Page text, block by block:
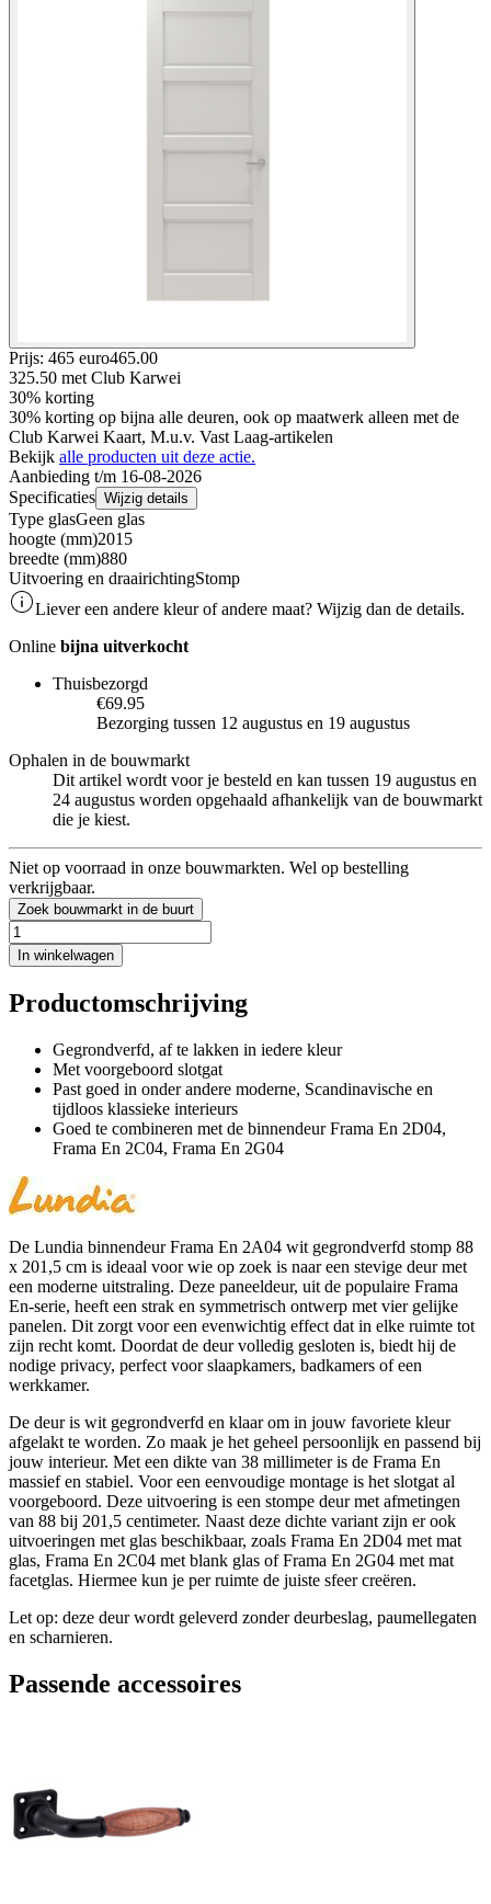
Prijs: 465 euro465.00
325.50 met Club Karwei
30% korting
30% korting op bijna alle deuren, ook op maatwerk alleen met de
Club Karwei Kaart, M.u.v. Vast Laag-artikelen
Bekijk alle producten uit deze actie.
Aanbieding t/m 16-08-2026
Specificaties Wijzig details
Type glasGeen glas
hoogte (mm)2015
breedte (mm)880
Uitvoering en draairichtingStomp
Liever een andere kleur of andere maat? Wijzig dan de details.
Online bijna uitverkocht
Thuisbezorgd
€69.95
Bezorging tussen 12 augustus en 19 augustus
Ophalen in de bouwmarkt
Dit artikel wordt voor je besteld en kan tussen 19 augustus en
24 augustus worden opgehaald afhankelijk van de bouwmarkt
die je kiest.
Niet op voorraad in onze bouwmarkten. Wel op bestelling
verkrijgbaar.
Zoek bouwmarkt in de buurt
In winkelwagen
Productomschrijving
Gegrondverfd, af te lakken in iedere kleur
Met voorgeboord slotgat
Past goed in onder andere moderne, Scandinavische en
tijdloos klassieke interieurs
Goed te combineren met de binnendeur Frama En 2D04,
Frama En 2C04, Frama En 2G04
De Lundia binnendeur Frama En 2A04 wit gegrondverfd stomp 88
x 201,5 cm is ideaal voor wie op zoek is naar een stevige deur met
een moderne uitstraling. Deze paneeldeur, uit de populaire Frama
En-serie, heeft een strak en symmetrisch ontwerp met vier gelijke
panelen. Dit zorgt voor een evenwichtig effect dat in elke ruimte tot
zijn recht komt. Doordat de deur volledig gesloten is, biedt hij de
nodige privacy, perfect voor slaapkamers, badkamers of een
werkkamer.
De deur is wit gegrondverfd en klaar om in jouw favoriete kleur
afgelakt te worden. Zo maak je het geheel persoonlijk en passend bij
jouw interieur. Met een dikte van 38 millimeter is de Frama En
massief en stabiel. Voor een eenvoudige montage is het slotgat al
voorgeboord. Deze uitvoering is een stompe deur met afmetingen
van 88 bij 201,5 centimeter. Naast deze dichte variant zijn er ook
uitvoeringen met glas beschikbaar, zoals Frama En 2D04 met mat
glas, Frama En 2C04 met blank glas of Frama En 2G04 met mat
facetglas. Hiermee kun je per ruimte de juiste sfeer creëren.
Let op: deze deur wordt geleverd zonder deurbeslag, paumellegaten
en scharnieren.
Passende accessoires